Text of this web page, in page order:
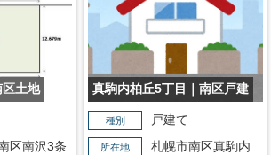
土地
区南沢3条
真駒内柏丘5丁目｜南区戸建
種別 戸建て
所在地
札幌市南区真駒内